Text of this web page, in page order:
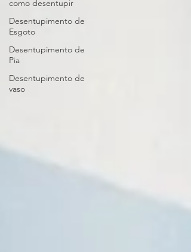
como desentupir
Desentupimento de
Esgoto
Desentupimento de
Pia
Desentupimento de
vaso